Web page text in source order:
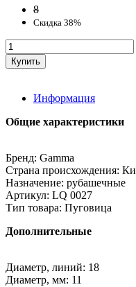
8
Скидка 38%
Информация
Общие характеристики
Бренд: Gamma
Страна происхождения:
Назначение: рубашечные
Артикул: LQ 0027
Тип товара: Пуговица
Дополнительные
Диаметр, линий: 18
Диаметр, мм: 11